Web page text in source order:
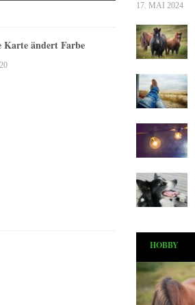
Karte ändert Farbe
17. MAI 2024
HOBBY